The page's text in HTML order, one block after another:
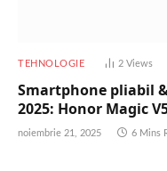
TEHNOLOGIE 2 Views
Smartphone pliabil
2025: Honor Magic
noiembrie 21, 2025 6 Mins